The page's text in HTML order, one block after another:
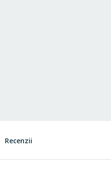
Recenzii